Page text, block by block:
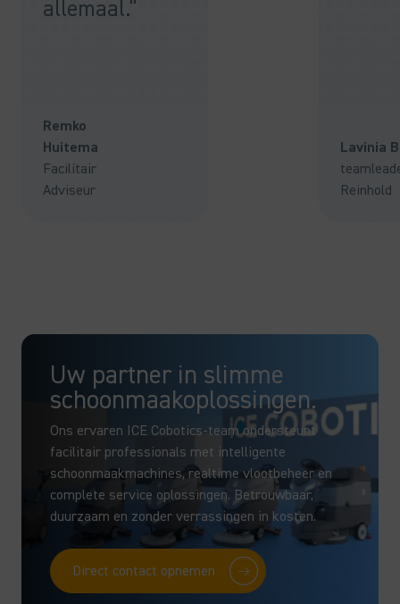
allemaal."
Remko
Huitema
Facilitair
Adviseur
Lavinia
Reinhold
Uw partner in slimme
schoonmaakoplossingen.
Ons ervaren ICE Cobotics-team ondersteunt
facilitair professionals met intelligente
schoonmaakmachines, realtime vlootbeheer en
complete service oplossingen. Betrouwbaar,
duurzaam en zonder verrassingen in kosten.
Direct contact opnemen